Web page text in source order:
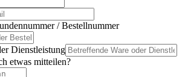
/ Bestellnummer
Dienstleistung
etwas mitteilen?